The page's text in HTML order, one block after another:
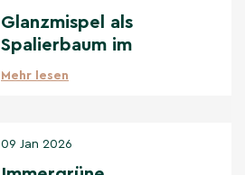
Glanzmispel als
Spalierbaum im
Vergleich zu anderen
Mehr lesen
09 Jan 2026